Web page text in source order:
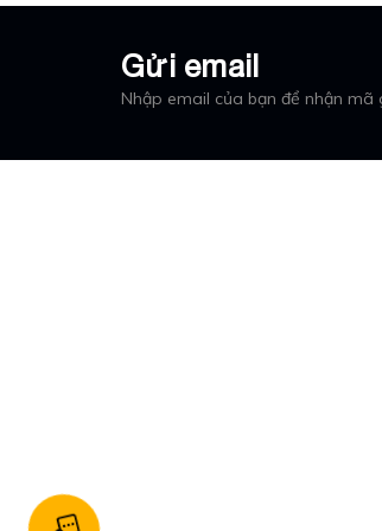
Gửi email
Nhập email của bạn để nhận